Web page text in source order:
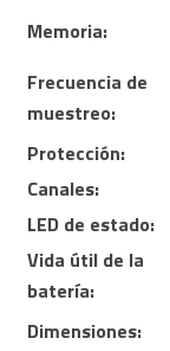
Memoria:
Frecuencia de
muestreo:
Protección:
Canales:
LED de estado:
Vida útil de la
batería:
Dimensiones: